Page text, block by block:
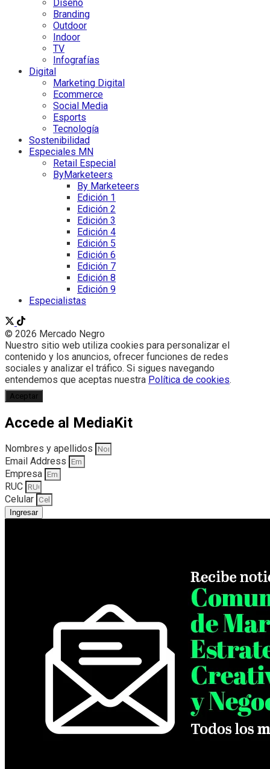
Diseño
Branding
Outdoor
Indoor
TV
Infografías
Digital
Marketing Digital
Ecommerce
Social Media
Esports
Tecnología
Sostenibilidad
Especiales MN
Retail Especial
ByMarketeers
By Marketeers
Edición 1
Edición 2
Edición 3
Edición 4
Edición 5
Edición 6
Edición 7
Edición 8
Edición 9
Especialistas
© 2026 Mercado Negro
Nuestro sitio web utiliza cookies para personalizar el
contenido y los anuncios, ofrecer funciones de redes
sociales y analizar el tráfico. Si sigues navegando
entendemos que aceptas nuestra Política de cookies.
Aceptar
Accede al MediaKit
Nombres y apellidos
Email Address
Empresa
RUC
Celular
Ingresar